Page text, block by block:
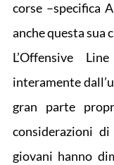
corse –specifica
anche questa sua
L’Offensive
interamente
gran parte
considerazioni
giovani hanno